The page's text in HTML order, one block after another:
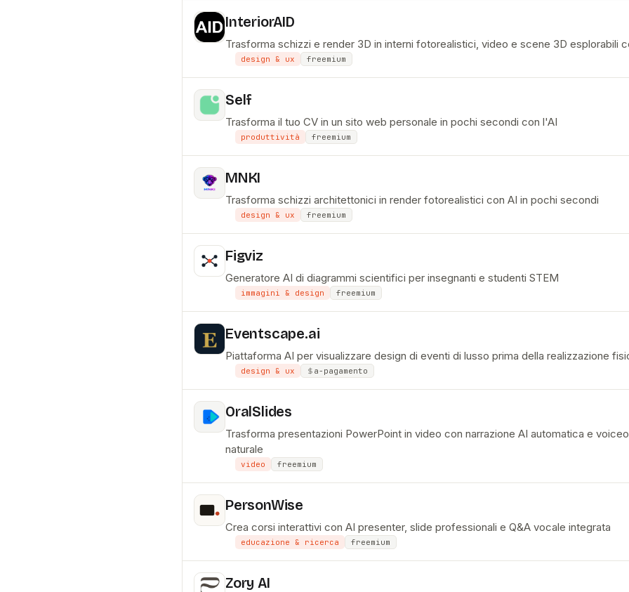
InteriorAID
Trasforma schizzi e render 3D in interni fotorealistici, video e scene 3D esplorabili
design & ux freemium
Self
Trasforma il tuo CV in un sito web personale in pochi secondi con l'AI
produttività freemium
MNKI
Trasforma schizzi architettonici in render fotorealistici con AI in pochi secondi
design & ux freemium
Figviz
Generatore AI di diagrammi scientifici per insegnanti e studenti STEM
immagini & design freemium
Eventscape.ai
Piattaforma AI per visualizzare design di eventi di lusso prima della realizzazione
design & ux a-pagamento
OralSlides
Trasforma presentazioni PowerPoint in video con narrazione AI automatica e
naturale
video freemium
PersonWise
Crea corsi interattivi con AI presenter, slide professionali e Q&A vocale integrata
educazione & ricerca freemium
Zory AI